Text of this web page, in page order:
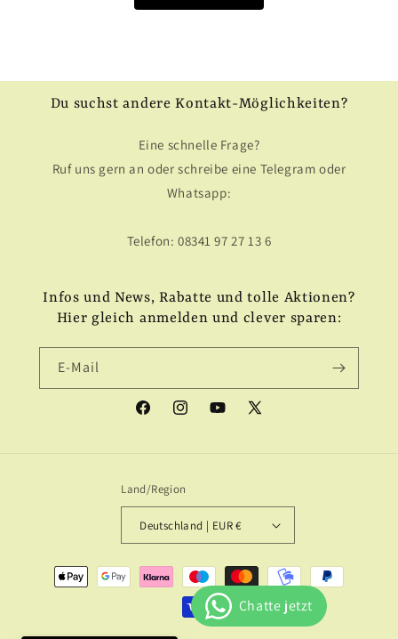
Du suchst andere Kontakt-Möglichkeiten?
Eine schnelle Frage?
Ruf uns gern an oder schreibe eine Telegram oder
Whatsapp:
Telefon: 08341 97 27 13 6
Infos und News, Rabatte und tolle Aktionen?
Hier gleich anmelden und clever sparen:
E-Mail
FacebookInstagramYouTube
X
Land/Region
Deutschland | EUR €
Zahlungsmethoden